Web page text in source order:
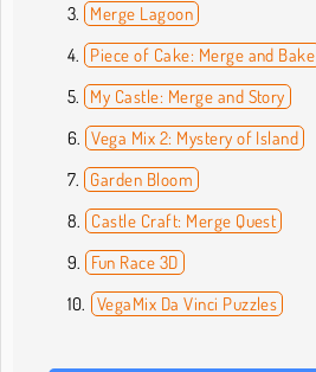
Merge Lagoon
Piece of Cake: Merge and Bake
My Castle: Merge and Story
Vega Mix 2: Mystery of Island
Garden Bloom
Castle Craft: Merge Quest
Fun Race 3D
VegaMix Da Vinci Puzzles